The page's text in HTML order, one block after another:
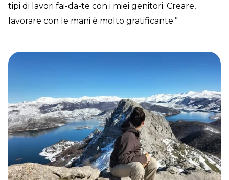
tipi di lavori fai-da-te con i miei genitori. Creare,
lavorare con le mani è molto gratificante.”